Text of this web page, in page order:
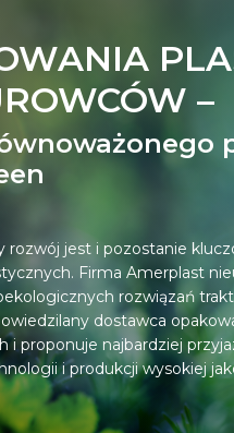
–
rozwój jest i pozostanie
Firma Amerplast
rozwiązań
dostawca
i proponuje najbardziej
i produkcji wysokiej